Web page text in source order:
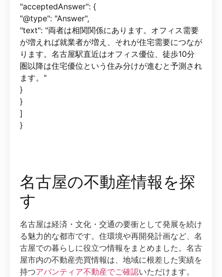
"acceptedAnswer": {
"@type": "Answer",
"text": "両者は相関関係にあります。オフィス需要
が増えれば就業者が増え、それが住宅需要につなが
ります。名古屋駅直近はオフィス優位、徒歩10分
圏以降は住宅優位という住み分けが進むと予測され
ます。"
}
}
]
}
名古屋の不動産情報を探
す
名古屋は経済・文化・交通の要衝として発展を続け
る魅力的な都市です。住環境や再開発計画など、名
古屋での暮らしに役立つ情報をまとめました。名古
屋市内の不動産売買情報は、地域に根差した実績を
持つアバンティア不動産でご確認いただけます。